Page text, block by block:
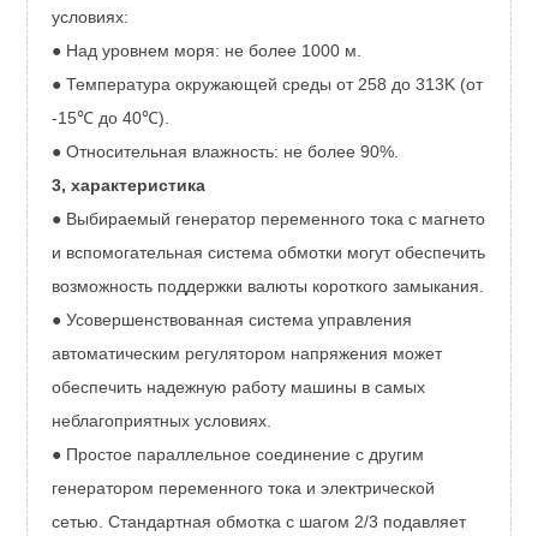
условиях:
● Над уровнем моря: не более 1000 м.
● Температура окружающей среды от 258 до 313K (от
-15℃ до 40℃).
● Относительная влажность: не более 90%.
3, характеристика
● Выбираемый генератор переменного тока с магнето
и вспомогательная система обмотки могут обеспечить
возможность поддержки валюты короткого замыкания.
● Усовершенствованная система управления
автоматическим регулятором напряжения может
обеспечить надежную работу машины в самых
неблагоприятных условиях.
● Простое параллельное соединение с другим
генератором переменного тока и электрической
сетью. Стандартная обмотка с шагом 2/3 подавляет